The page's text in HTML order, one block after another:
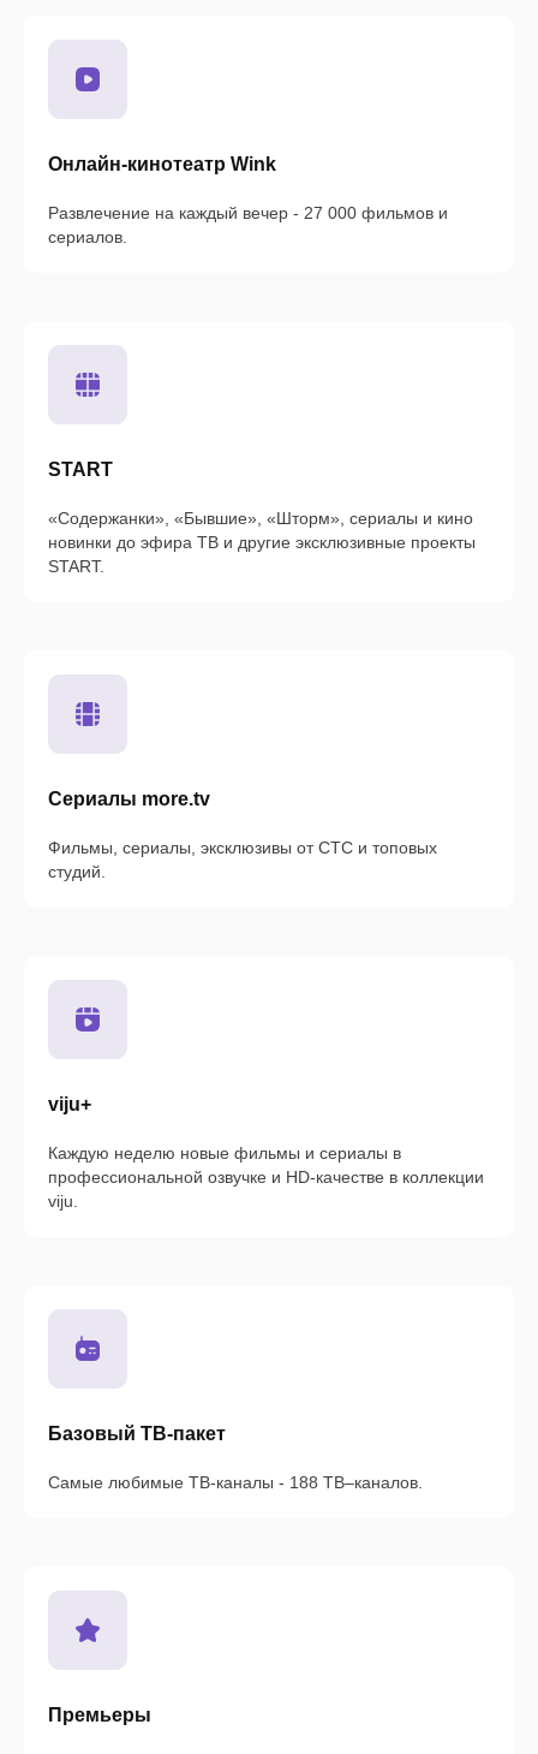
Онлайн-кинотеатр Wink
Развлечение на каждый вечер - 27 000 фильмов и
сериалов.
START
«Содержанки», «Бывшие», «Шторм», сериалы и кино
новинки до эфира ТВ и другие эксклюзивные проекты
START.
Сериалы more.tv
Фильмы, сериалы, эксклюзивы от СТС и топовых
студий.
viju+
Каждую неделю новые фильмы и сериалы в
профессиональной озвучке и HD-качестве в коллекции
viju.
Базовый ТВ-пакет
Самые любимые ТВ-каналы - 188 ТВ–каналов.
Премьеры